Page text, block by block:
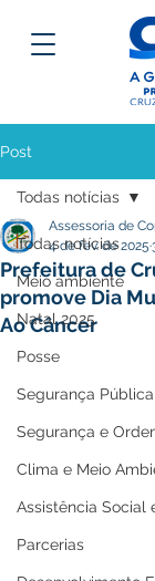
Post
Todas notícias
Meio ambiente
Natal 2025
Posse
Segurança Pública
Segurança e
Clima e Meio
Assistência Social
Parcerias
Todas notícias
Prefeitura de
promove Dia
Ao Câncer
Assessoria de
4 de fev. de 2025